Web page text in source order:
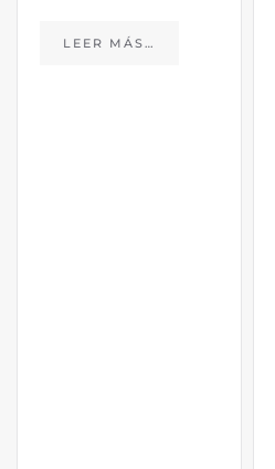
LEER MÁS…